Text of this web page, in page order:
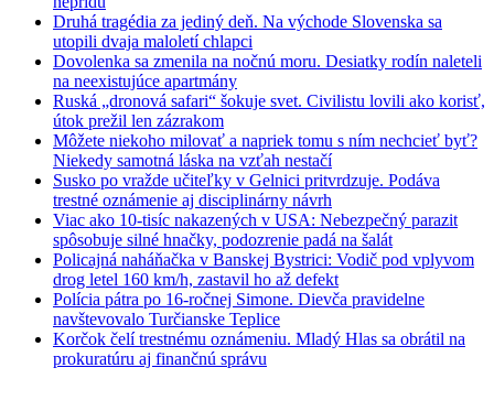
Druhá tragédia za jediný deň. Na východe Slovenska sa
utopili dvaja maloletí chlapci
Dovolenka sa zmenila na nočnú moru. Desiatky rodín naleteli
na neexistujúce apartmány
Ruská „dronová safari“ šokuje svet. Civilistu lovili ako korisť,
útok prežil len zázrakom
Môžete niekoho milovať a napriek tomu s ním nechcieť byť?
Niekedy samotná láska na vzťah nestačí
Susko po vražde učiteľky v Gelnici pritvrdzuje. Podáva
trestné oznámenie aj disciplinárny návrh
Viac ako 10-tisíc nakazených v USA: Nebezpečný parazit
spôsobuje silné hnačky, podozrenie padá na šalát
Policajná naháňačka v Banskej Bystrici: Vodič pod vplyvom
drog letel 160 km/h, zastavil ho až defekt
Polícia pátra po 16-ročnej Simone. Dievča pravidelne
navštevovalo Turčianske Teplice
Korčok čelí trestnému oznámeniu. Mladý Hlas sa obrátil na
prokuratúru aj finančnú správu